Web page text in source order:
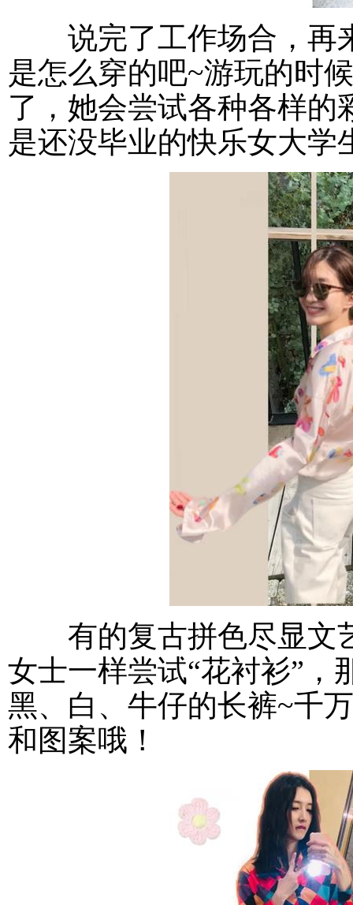
说完了工作场合，再
是怎么穿的吧~游玩的时
了，她会尝试各种各样的
是还没毕业的快乐女大学
有的复古拼色尽显文
女士一样尝试“花衬衫”，
黑、白、牛仔的长裤~千
和图案哦！